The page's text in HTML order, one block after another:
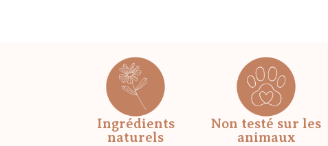
Ingrédients
naturels
Non testé sur les
animaux